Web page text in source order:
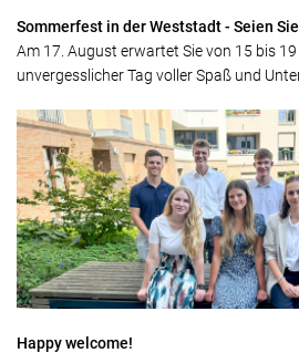
Sommerfest in der Weststadt - Seien
Am 17. August erwartet Sie von 15 bis
unvergesslicher Tag voller Spaß und
Happy welcome!